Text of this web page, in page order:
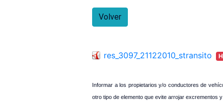
Volver
res_3097_21122010_stransito
Informar a los propietarios y/o conductores de
otro tipo de elemento que evite arrojar excrementos